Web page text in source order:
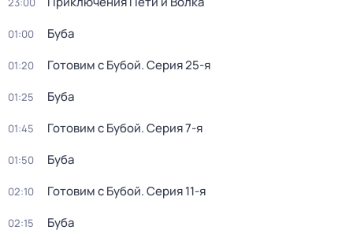
01:00 Буба
01:20 Готовим с Бубой. Серия 25-я
01:25 Буба
01:45 Готовим с Бубой. Серия 7-я
01:50 Буба
02:10 Готовим с Бубой. Серия 11-я
02:15 Буба